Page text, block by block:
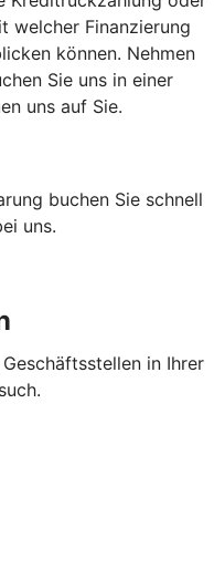
welcher Finanzierung
können. Nehmen
Sie uns in einer
uns auf Sie.
buchen Sie schnell
uns.
in Ihrer